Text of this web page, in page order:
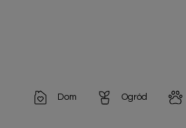
Dom Ogród